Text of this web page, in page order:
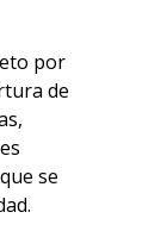
por
de
se